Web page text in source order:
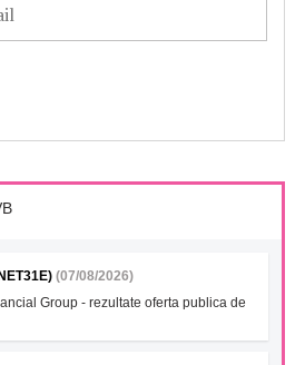
(07/08/2026)
Group - rezultate oferta publica de